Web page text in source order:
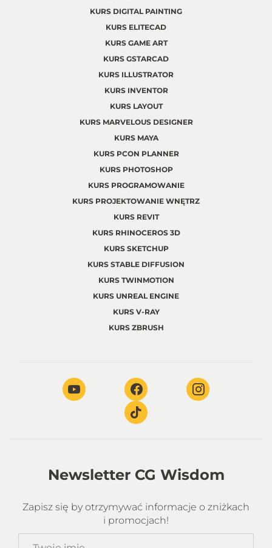
KURS DIGITAL PAINTING
KURS ELITECAD
KURS GAME ART
KURS GSTARCAD
KURS ILLUSTRATOR
KURS INVENTOR
KURS LAYOUT
KURS MARVELOUS DESIGNER
KURS MAYA
KURS PCON PLANNER
KURS PHOTOSHOP
KURS PROGRAMOWANIE
KURS PROJEKTOWANIE WNĘTRZ
KURS REVIT
KURS RHINOCEROS 3D
KURS SKETCHUP
KURS STABLE DIFFUSION
KURS TWINMOTION
KURS UNREAL ENGINE
KURS V-RAY
KURS ZBRUSH
Newsletter CG Wisdom
Zapisz się by otrzymywać informacje o zniżkach
i promocjach!
Twoje